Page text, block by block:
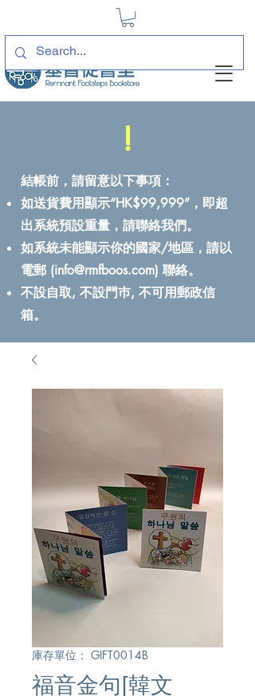
!
結帳前，請留意以下事項：
如送貨費用顯示“HK$99,999”，即超
出系統預設重量，請聯絡我們。
如系統未能顯示你的國家/地區，請以
電郵 (info@rmfboos.com) 聯絡。
不設自取, 不設門巿, 不可用郵政信
箱。
庫存單位： GIFT0014B
福音金句[韓文